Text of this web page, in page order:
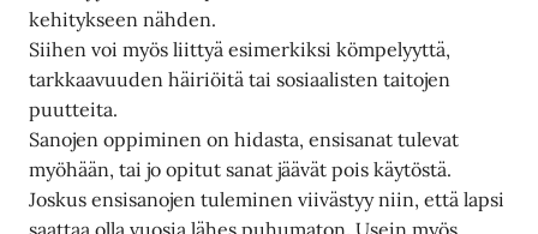
kehitykseen nähden.
Siihen voi myös liittyä esimerkiksi kömpelyyttä,
tarkkaavuuden häiriöitä tai sosiaalisten taitojen
puutteita.
Sanojen oppiminen on hidasta, ensisanat tulevat
myöhään, tai jo opitut sanat jäävät pois käytöstä.
Joskus ensisanojen tuleminen viivästyy niin, että lapsi
saattaa olla vuosia lähes puhumaton. Usein myös